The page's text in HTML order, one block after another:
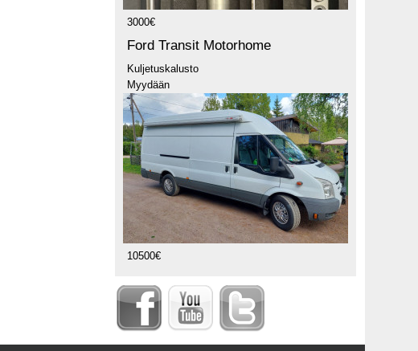
3000€
Ford Transit Motorhome
Kuljetuskalusto
Myydään
10500€